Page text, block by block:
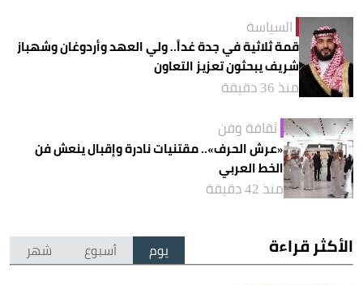
السياسة
قمة ثلاثية في جدة غداً.. ولي العهد وأردوغان وشهباز
شريف يبحثون تعزيز التعاون
منذ 36 دقيقة
ثقافة وفن
«عرش الحرف».. مقتنيات نادرة وإقبال ينعش فن
الخط العربي
منذ 42 دقيقة
الأكثر قراءة يوم أسبوع شهر